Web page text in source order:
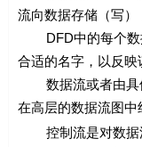
流向数据存储（写
DFD中的每个数据
合适的名字，以反映
数据流或者由具体
在高层的数据流图
控制流是对数据流